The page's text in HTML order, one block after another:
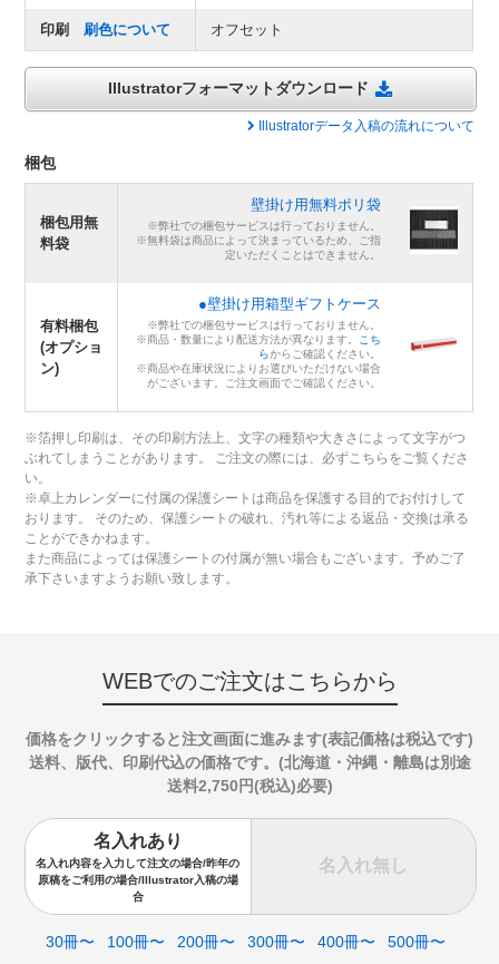
印刷刷色について オフセット
Illustratorフォーマットダウンロード
Illustratorデータ入稿の流れについて
梱包
梱包用無
料袋
壁掛け用無料ポリ袋
※弊社での梱包サービスは行っておりません。
※無料袋は商品によって決まっているため、ご指
定いただくことはできません。
有料梱包
(オプショ
ン)
●壁掛け用箱型ギフトケース
※弊社での梱包サービスは行っておりません。
※商品・数量により配送方法が異なります。
こち
らからご確認ください。
※商品や在庫状況によりお選びいただけない場合
がございます。ご注文画面でご確認ください。
※箔押し印刷は、その印刷方法上、文字の種類や大きさによって文字がつ
ぶれてしまうことがあります。 ご注文の際には、必ずこちらをご覧くださ
い。
※卓上カレンダーに付属の保護シートは商品を保護する目的でお付けして
おります。 そのため、保護シートの破れ、汚れ等による返品・交換は承る
ことができかねます。
また商品によっては保護シートの付属が無い場合もございます。予めご了
承下さいますようお願い致します。
WEBでのご注文はこちらから
価格をクリックすると注文画面に進みます(表記価格は税込です)
送料、版代、印刷代込の価格です。(北海道・沖縄・離島は別途
送料2,750円(税込)必要)
名入れあり
名入れ内容を入力して注文の場合/昨年の
原稿をご利用の場合/Illustrator入稿の場
合
名入れ無し
30冊〜 100冊〜 200冊〜 300冊〜 400冊〜 500冊〜